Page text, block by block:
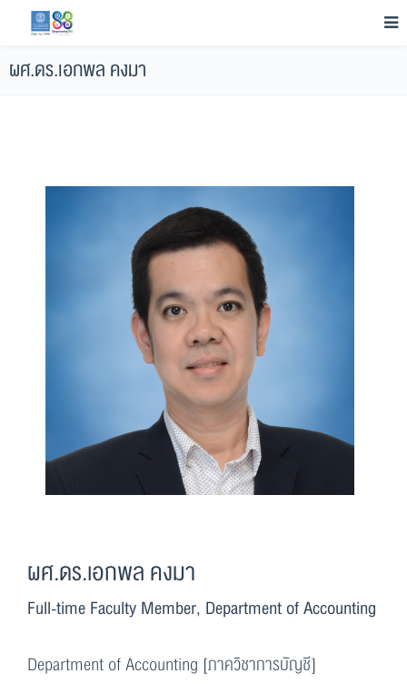
ผศ.ดร.เอกพล คงมา
ผศ.ดร.เอกพล คงมา
Full-time Faculty Member, Department of Accounting
Department of Accounting [ภาควิชาการบัญชี]